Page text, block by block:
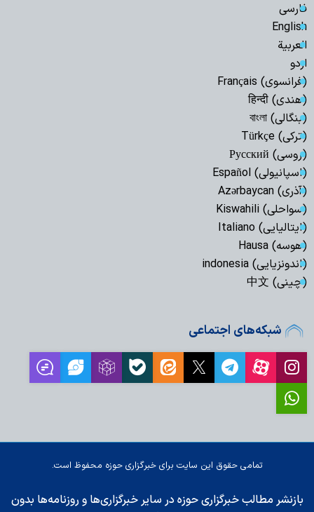
فارسی
English
العربیة
اردو
(فرانسوی) Français
(هندی) हिन्दी
(بنگالی) বাংলা
(ترکی) Türkçe
(روسی) Русский
(اسپانیولی) Español
(آذری) Azərbaycan
(سواحلی) Kiswahili
(ایتالیایی) Italiano
(هوسه) Hausa
(اندونزیایی) indonesia
(چینی) 中文
شبکه‌های اجتماعی
تمامی حقوق این سایت برای خبرگزاری حوزه محفوظ است.
بازنشر مطالب خبرگزاری حوزه در سایر خبرگزاری‌ها و روزنامه‌ها بدون